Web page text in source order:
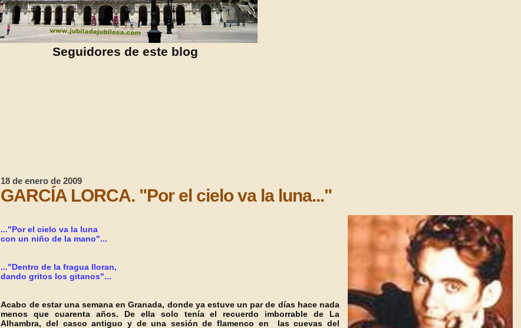
Seguidores de este blog
18 de enero de 2009
GARCÍA LORCA. "Por el cielo va la luna..."
..."Por el cielo va la luna
con un niño de la mano"...
..."Dentro de la fragua lloran,
dando gritos los gitanos"...
Acabo de estar una semana en Granada, donde ya estuve un par de días hace nada
menos que cuarenta años. De ella solo tenía el recuerdo imborrable de La
Alhambra, del casco antiguo y de una sesión de flamenco en las cuevas del